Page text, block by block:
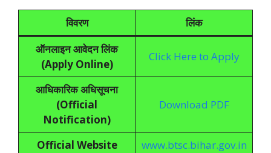
विवरण
लिंक
ऑनलाइन आवेदन लिंक
(Apply Online)
Click Here to Apply
आधिकारिक अधिसूचना
(Official
Notification)
Download PDF
Official Website www.btsc.bihar.gov.in